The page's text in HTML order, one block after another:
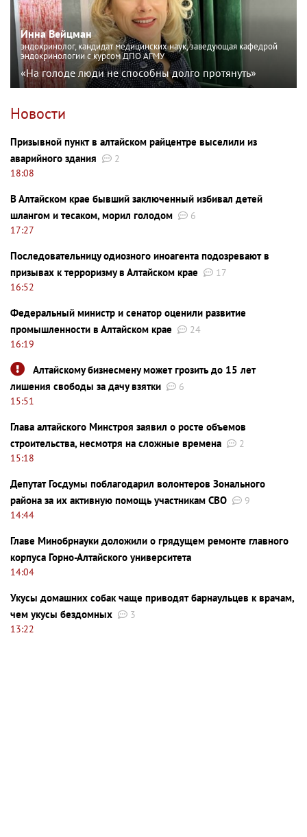
Инна Вейцман
эндокринолог, кандидат медицинских наук, заведующая кафедрой
эндокринологии с курсом ДПО АГМУ
«На голоде люди не способны долго протянуть»
Новости
Призывной пункт в алтайском райцентре выселили из
аварийного здания
2
18:08
В Алтайском крае бывший заключенный избивал детей
шлангом и тесаком, морил голодом
6
17:27
Последовательницу одиозного иноагента подозревают в
призывах к терроризму в Алтайском крае
17
16:52
Федеральный министр и сенатор оценили развитие
промышленности в Алтайском крае
24
16:19
Алтайскому бизнесмену может грозить до 15 лет
лишения свободы за дачу взятки
6
15:51
Глава алтайского Минстроя заявил о росте объемов
строительства, несмотря на сложные времена
2
15:18
Депутат Госдумы поблагодарил волонтеров Зонального
района за их активную помощь участникам СВО
9
14:44
Главе Минобрнауки доложили о грядущем ремонте главного
корпуса Горно-Алтайского университета
14:04
Укусы домашних собак чаще приводят барнаульцев к врачам,
чем укусы бездомных
3
13:22